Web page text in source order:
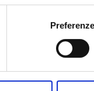
anche:
sulla tua
in qualsiasi
Preferenze